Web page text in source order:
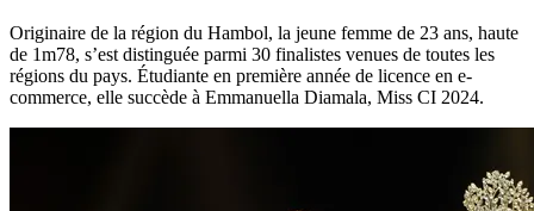
Originaire de la région du Hambol, la jeune femme de 23 ans, haute
de 1m78, s’est distinguée parmi 30 finalistes venues de toutes les
régions du pays. Étudiante en première année de licence en e-
commerce, elle succède à Emmanuella Diamala, Miss CI 2024.